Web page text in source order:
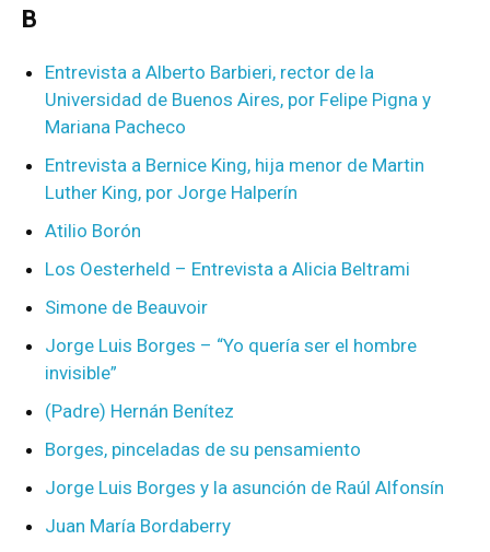
B
Entrevista a Alberto Barbieri, rector de la
Universidad de Buenos Aires, por Felipe Pigna y
Mariana Pacheco
Entrevista a Bernice King, hija menor de Martin
Luther King, por Jorge Halperín
Atilio Borón
Los Oesterheld – Entrevista a Alicia Beltrami
Simone de Beauvoir
Jorge Luis Borges – “Yo quería ser el hombre
invisible”
(Padre) Hernán Benítez
Borges, pinceladas de su pensamiento
Jorge Luis Borges y la asunción de Raúl Alfonsín
Juan María Bordaberry